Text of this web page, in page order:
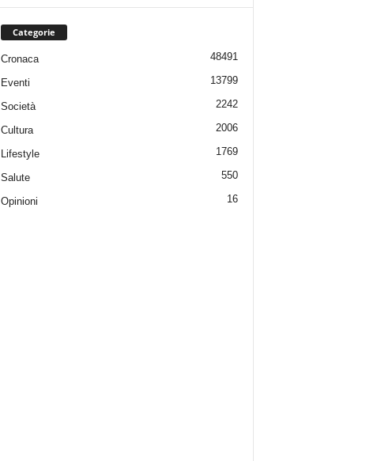
Categorie
Cronaca 48491
Eventi 13799
Società 2242
Cultura 2006
Lifestyle 1769
Salute 550
Opinioni 16